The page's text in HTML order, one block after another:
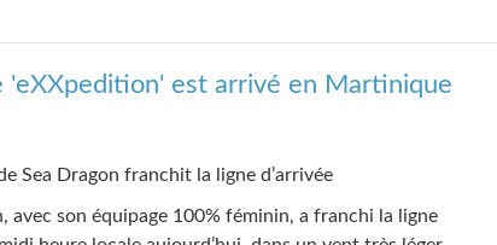
'eXXpedition' est arrivé en Martinique
de Sea Dragon franchit la ligne d’arrivée
avec son équipage 100% féminin, a franchi la ligne